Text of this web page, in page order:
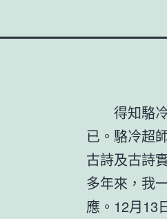
得知駱
已。駱冷超
古詩及古詩
多年來，我
應。12月13